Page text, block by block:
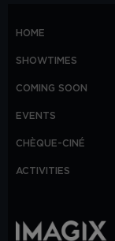
HOME
SHOWTIMES
COMING SOON
EVENTS
CHÈQUE-CINÉ
ACTIVITIES